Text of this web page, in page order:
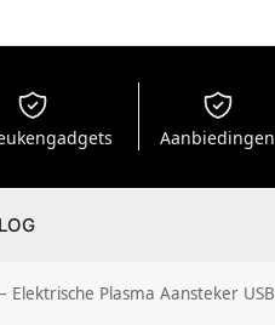
Aanbiedingen
Plasma Aansteker